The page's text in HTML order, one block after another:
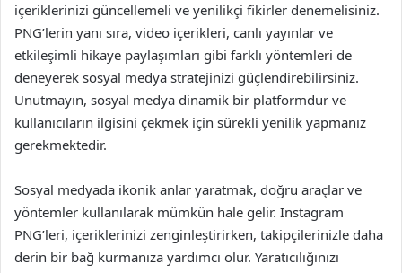
içeriklerinizi güncellemeli ve yenilikçi fikirler denemelisiniz.
PNG’lerin yanı sıra, video içerikleri, canlı yayınlar ve
etkileşimli hikaye paylaşımları gibi farklı yöntemleri de
deneyerek sosyal medya stratejinizi güçlendirebilirsiniz.
Unutmayın, sosyal medya dinamik bir platformdur ve
kullanıcıların ilgisini çekmek için sürekli yenilik yapmanız
gerekmektedir.
Sosyal medyada ikonik anlar yaratmak, doğru araçlar ve
yöntemler kullanılarak mümkün hale gelir. Instagram
PNG’leri, içeriklerinizi zenginleştirirken, takipçilerinizle daha
derin bir bağ kurmanıza yardımcı olur. Yaratıcılığınızı